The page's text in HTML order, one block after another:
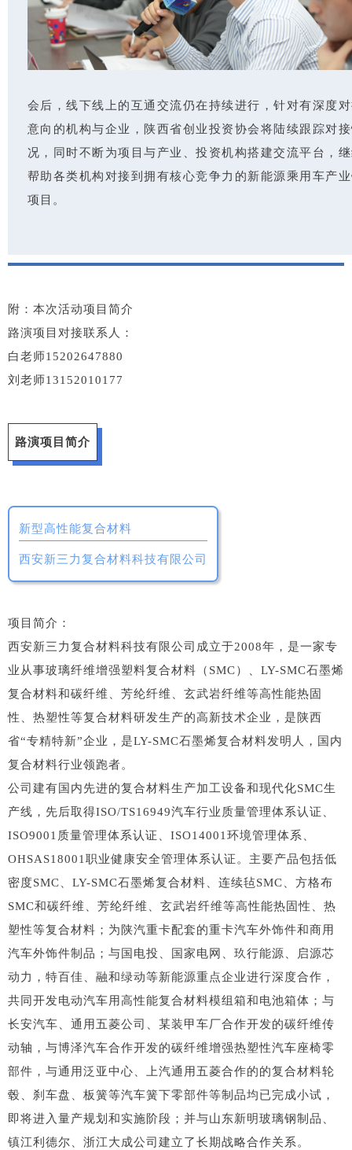
会后，线下线上的互通交流仍在持续进行，针对有深度
意向的机构与企业，陕西省创业投资协会将陆续跟踪对
况，同时不断为项目与产业、投资机构搭建交流平台，
帮助各类机构对接到拥有核心竞争力的新能源乘用车产
项目。
附：本次活动项目简介
路演项目对接联系人：
白老师15202647880
刘老师13152010177
路演项目简介
新型高性能复合材料
西安新三力复合材料科技有限公司
项目简介：
西安新三力复合材料科技有限公司成立于2008年，是一家专
业从事玻璃纤维增强塑料复合材料（SMC）、LY-SMC石墨烯
复合材料和碳纤维、芳纶纤维、玄武岩纤维等高性能热固
性、热塑性等复合材料研发生产的高新技术企业，是陕西
省“专精特新”企业，是LY-SMC石墨烯复合材料发明人，国内
复合材料行业领跑者。
公司建有国内先进的复合材料生产加工设备和现代化SMC生
产线，先后取得ISO/TS16949汽车行业质量管理体系认证、
ISO9001质量管理体系认证、ISO14001环境管理体系、
OHSAS18001职业健康安全管理体系认证。主要产品包括低
密度SMC、LY-SMC石墨烯复合材料、连续毡SMC、方格布
SMC和碳纤维、芳纶纤维、玄武岩纤维等高性能热固性、热
塑性等复合材料；为陕汽重卡配套的重卡汽车外饰件和商用
汽车外饰件制品；与国电投、国家电网、玖行能源、启源芯
动力，特百佳、融和绿动等新能源重点企业进行深度合作，
共同开发电动汽车用高性能复合材料模组箱和电池箱体；与
长安汽车、通用五菱公司、某装甲车厂合作开发的碳纤维传
动轴，与博泽汽车合作开发的碳纤维增强热塑性汽车座椅零
部件，与通用泛亚中心、上汽通用五菱合作的的复合材料轮
毂、刹车盘、板簧等汽车簧下零部件等制品均已完成小试，
即将进入量产规划和实施阶段；并与山东新明玻璃钢制品、
镇江利德尔、浙江大成公司建立了长期战略合作关系。